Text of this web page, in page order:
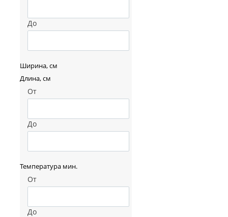
До
Ширина, см
Длина, см
От
До
Температура мин.
От
До